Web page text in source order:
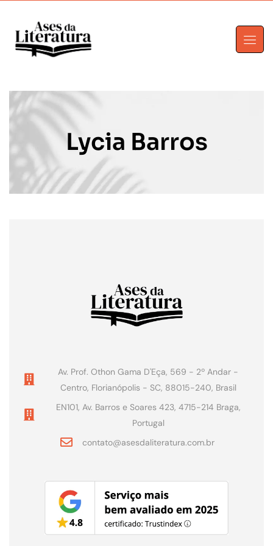
Lycia Barros
Av. Prof. Othon Gama D'Eça, 569 - 2º Andar -
Centro, Florianópolis - SC, 88015-240, Brasil
EN101, Av. Barros e Soares 423, 4715-214 Braga,
Portugal
contato@asesdaliteratura.com.br